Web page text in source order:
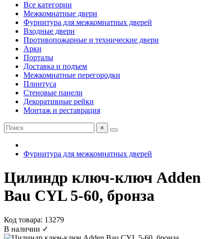
Все категории
Межкомнатные двери
Фурнитура для межкомнатных дверей
Входные двери
Противопожарные и технические двери
Арки
Порталы
Доставка и подъем
Межкомнатные перегородки
Плинтуса
Стеновые панели
Декоративные рейки
Монтаж и реставрация
×
Фурнитура для межкомнатных дверей
Цилиндр ключ-ключ Adden
Bau CYL 5-60, бронза
Код товара: 13279
В наличии ✓